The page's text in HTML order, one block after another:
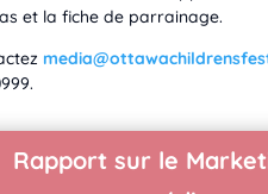
et la fiche de parrainage.
Rapport sur le